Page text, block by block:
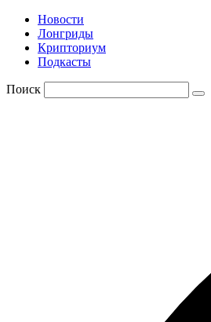
Новости
Лонгриды
Крипториум
Подкасты
Поиск